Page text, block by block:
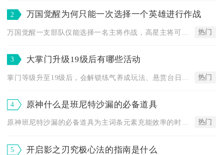
2 万国觉醒为何只能一次选择一个英雄进行作战
热门
3 大掌门升级19级后有哪些活动
热门
4 原神什么是班尼特沙漏的必备道具
原神班尼特沙漏的必备道具为主词条元素充能效率的时之沙，这是全... 热门
5 开启影之刃究极心法的指南是什么